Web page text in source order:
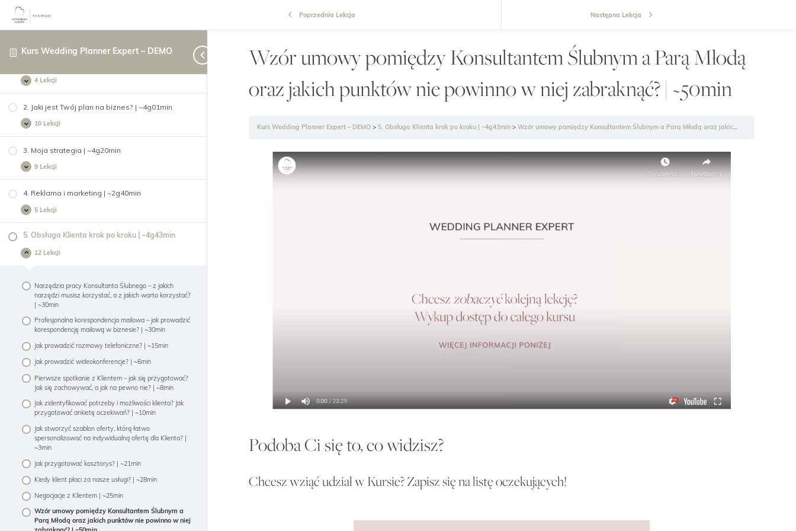
Kurs Wedding Planner Expert – DEMO
1. Wedding Planner to nie zawód, to styl życia |
Rozwiń
1.
to
zawód,
to
styl
~2g52min
4 Lekcji
2. Jaki jest Twój plan na biznes? | ~4g01min
Rozwiń
2.
Twój
na
biznes?
|
10 Lekcji
3. Moja strategia | ~4g20min
Rozwiń
3.
9 Lekcji
4. Reklama i marketing | ~2g40min
Rozwiń
4.
marketing
~2g40min
5 Lekcji
5. Obsługa Klienta krok po kroku | ~4g43min
Zwiń
5.
po
kroku
~4g43min
12 Lekcji
Narzędzia pracy Konsultanta Ślubnego – z jakich
narzędzi musisz korzystać, a z jakich warto korzystać?
| ~30min
Profesjonalna korespondencja mailowa – jak prowadzić
korespondencję mailową w biznesie? | ~30min
Jak prowadzić rozmowy telefoniczne? | ~15min
Jak prowadzić wideokonferencje? | ~6min
Pierwsze spotkanie z Klientem – jak się przygotować?
Jak się zachowywać, a jak na pewno nie? | ~8min
Jak zidentyfikować potrzeby i możliwości klienta? Jak
przygotować ankietę oczekiwań? | ~10min
Jak stworzyć szablon oferty, którą łatwo
spersonalizować na indywidualną ofertę dla Klienta? |
~3min
Jak przygotować kosztorys? | ~21min
Kiedy klient płaci za nasze usługi? | ~28min
Negocjacje z Klientem | ~25min
Wzór umowy pomiędzy Konsultantem Ślubnym a
Parą Młodą oraz jakich punktów nie powinno w niej
Poprzednia Lekcja Następna Lekcja
Wzór umowy pomiędzy Konsultantem Ślubnym a Parą Młodą
oraz jakich punktów nie powinno w niej zabraknąć? | ~50min
Kurs Wedding Planner Expert – DEMO 5. Obsługa Klienta krok po kroku | ~4g43min Wzór umowy pomiędzy Konsultantem Ślubnym a Parą Młodą oraz jakich punktów nie powinno w niej zabraknąć? | ~50min
Podoba Ci się to, co widzisz?
Chcesz wziąć udział w Kursie? Zapisz się na listę oczekujących!